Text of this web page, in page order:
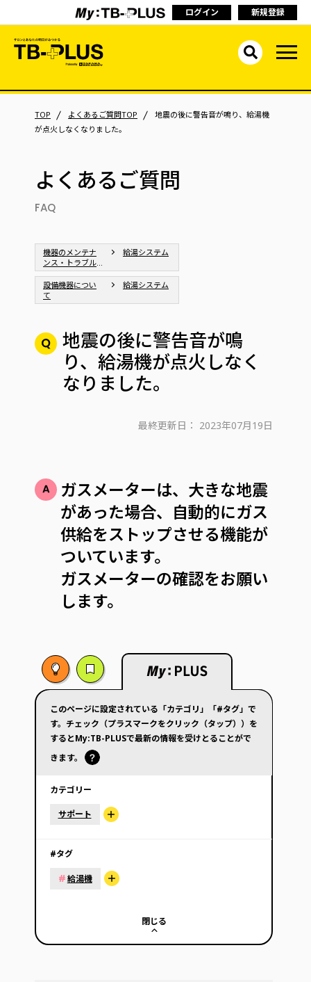
ログイン 新規登録
TOP よくあるご質問TOP
地震の後に警告音が鳴り、給湯機
が点火しなくなりました。
よくあるご質問
FAQ
機器のメンテナ
ンス・トラブル
シューティング
給湯システム
設備機器につい
て
給湯システム
地震の後に警告音が鳴
り、給湯機が点火しなく
なりました。
最終更新日： 2023年07月19日
ガスメーターは、大きな地震
があった場合、自動的にガス
供給をストップさせる機能が
ついています。
ガスメーターの確認をお願い
します。
このページに設定されている「カテゴリ」「#タグ」で
す。チェック（プラスマークをクリック（タップ））を
するとMy:TB-PLUSで最新の情報を受けとることがで
きます。
カテゴリー
サポート
#タグ
#給湯機
閉じる